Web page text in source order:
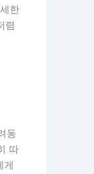
한
렴
동
따
게